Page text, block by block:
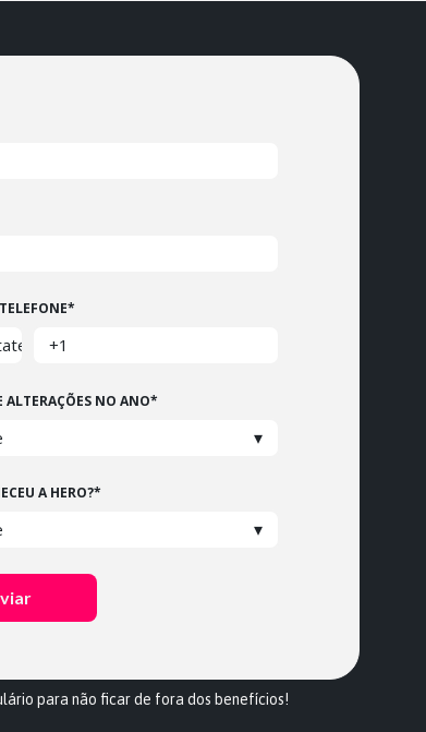
*
ALTERAÇÕES NO ANO*
A HERO?*
para não ficar de fora dos benefícios!